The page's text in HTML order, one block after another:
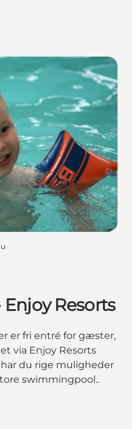
Resorts
er fri entré for gæster,
via Enjoy Resorts
du rige muligheder
swimmingpool..
Enjoy Resorts"